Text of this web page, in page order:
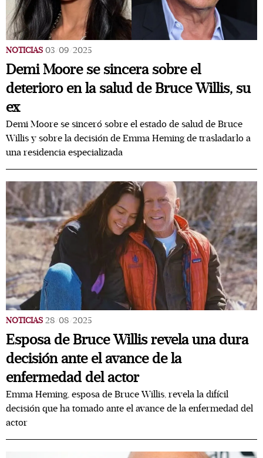
NOTICIAS 03/09/2025
Demi Moore se sincera sobre el
deterioro en la salud de Bruce Willis, su
ex
Demi Moore se sinceró sobre el estado de salud de Bruce
Willis y sobre la decisión de Emma Heming de trasladarlo a
una residencia especializada
NOTICIAS 28/08/2025
Esposa de Bruce Willis revela una dura
decisión ante el avance de la
enfermedad del actor
Emma Heming, esposa de Bruce Willis, revela la difícil
decisión que ha tomado ante el avance de la enfermedad del
actor